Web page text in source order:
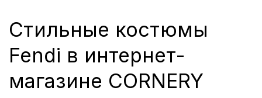
Стильные костюмы
Fendi в интернет-
магазине CORNERY